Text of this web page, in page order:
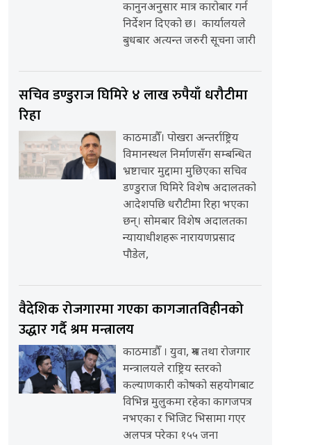
कानुनअनुसार मात्र कारोबार गर्न
निर्देशन दिएको छ। कार्यालयले
बुधबार अत्यन्त जरुरी सूचना जारी
सचिव डण्डुराज घिमिरे ४ लाख रुपैयाँ धरौटीमा
रिहा
काठमाडौँ। पोखरा अन्तर्राष्ट्रिय
विमानस्थल निर्माणसँग सम्बन्धित
भ्रष्टाचार मुद्दामा मुछिएका सचिव
डण्डुराज घिमिरे विशेष अदालतको
आदेशपछि धरौटीमा रिहा भएका
छन्। सोमबार विशेष अदालतका
न्यायाधीशहरू नारायणप्रसाद
पौडेल,
वैदेशिक रोजगारमा गएका कागजातविहीनको
उद्धार गर्दै श्रम मन्त्रालय
काठमाडौँ । युवा, श्रम तथा रोजगार
मन्त्रालयले राष्ट्रिय स्तरको
कल्याणकारी कोषको सहयोगबाट
विभिन्न मुलुकमा रहेका कागजपत्र
नभएका र भिजिट भिसामा गएर
अलपत्र परेका १५५ जना